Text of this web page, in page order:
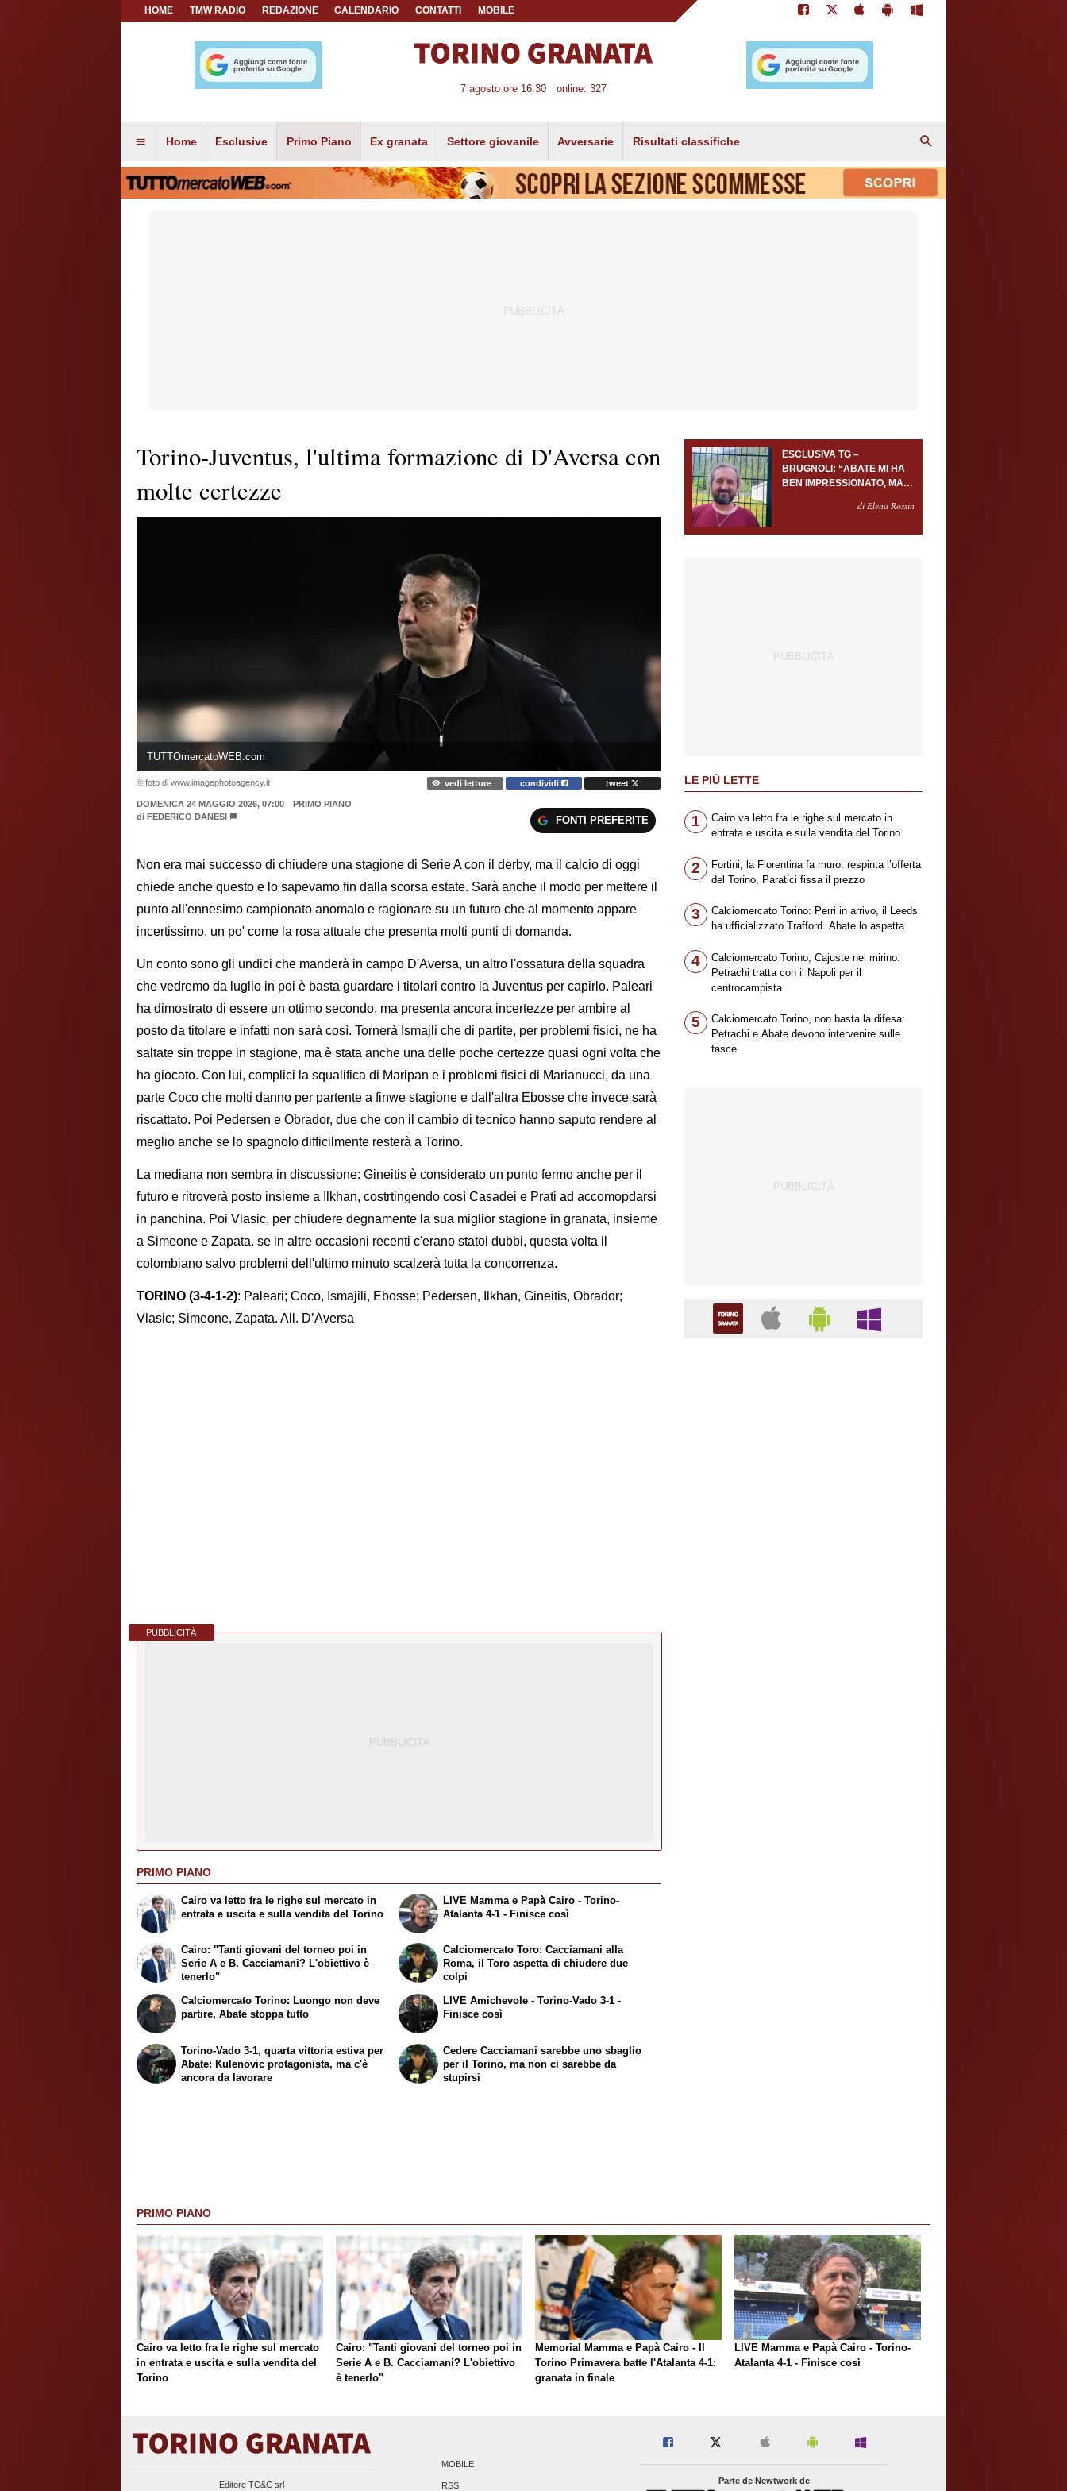
HOME TMW RADIO REDAZIONE CALENDARIO CONTATTI MOBILE
7 agosto ore 16:30 online: 327
Home Esclusive Primo Piano Ex granata Settore giovanile Avversarie Risultati classifiche
Torino-Juventus, l'ultima formazione di D'Aversa con
molte certezze
TUTTOmercatoWEB.com
© foto di www.imagephotoagency.it vedi letture condividi tweet
DOMENICA 24 MAGGIO 2026, 07:00
PRIMO PIANO
di FEDERICO DANESI FONTI PREFERITE
Non era mai successo di chiudere una stagione di Serie A con il derby, ma il calcio di oggi
chiede anche questo e lo sapevamo fin dalla scorsa estate. Sarà anche il modo per mettere il
punto all'ennesimo campionato anomalo e ragionare su un futuro che al momento appare
incertissimo, un po' come la rosa attuale che presenta molti punti di domanda.
Un conto sono gli undici che manderà in campo D'Aversa, un altro l'ossatura della squadra
che vedremo da luglio in poi è basta guardare i titolari contro la Juventus per capirlo. Paleari
ha dimostrato di essere un ottimo secondo, ma presenta ancora incertezze per ambire al
posto da titolare e infatti non sarà così. Tornerà Ismajli che di partite, per problemi fisici, ne ha
saltate sin troppe in stagione, ma è stata anche una delle poche certezze quasi ogni volta che
ha giocato. Con lui, complici la squalifica di Maripan e i problemi fisici di Marianucci, da una
parte Coco che molti danno per partente a finwe stagione e dall'altra Ebosse che invece sarà
riscattato. Poi Pedersen e Obrador, due che con il cambio di tecnico hanno saputo rendere al
meglio anche se lo spagnolo difficilmente resterà a Torino.
La mediana non sembra in discussione: Gineitis è considerato un punto fermo anche per il
futuro e ritroverà posto insieme a Ilkhan, costrtingendo così Casadei e Prati ad accomopdarsi
in panchina. Poi Vlasic, per chiudere degnamente la sua miglior stagione in granata, insieme
a Simeone e Zapata. se in altre occasioni recenti c'erano statoi dubbi, questa volta il
colombiano salvo problemi dell'ultimo minuto scalzerà tutta la concorrenza.
TORINO (3-4-1-2): Paleari; Coco, Ismajili, Ebosse; Pedersen, Ilkhan, Gineitis, Obrador;
Vlasic; Simeone, Zapata. All. D’Aversa
PUBBLICITÀ
PRIMO PIANO
Cairo va letto fra le righe sul mercato in
entrata e uscita e sulla vendita del Torino
Cairo: "Tanti giovani del torneo poi in
Serie A e B. Cacciamani? L'obiettivo è
tenerlo"
LIVE Mamma e Papà Cairo - Torino-
Atalanta 4-1 - Finisce così
Calciomercato Toro: Cacciamani alla
Roma, il Toro aspetta di chiudere due
colpi
Calciomercato Torino: Luongo non deve
partire, Abate stoppa tutto
Torino-Vado 3-1, quarta vittoria estiva per
Abate: Kulenovic protagonista, ma c'è
ancora da lavorare
LIVE Amichevole - Torino-Vado 3-1 -
Finisce così
Cedere Cacciamani sarebbe uno sbaglio
per il Torino, ma non ci sarebbe da
stupirsi
ESCLUSIVA TG –
BRUGNOLI: “ABATE MI HA
BEN IMPRESSIONATO, MA
PORTIERE SERVONOdi Elena Rossin
LE PIÙ LETTE
1
Cairo va letto fra le righe sul mercato in
entrata e uscita e sulla vendita del Torino
2
Fortini, la Fiorentina fa muro: respinta l’offerta
del Torino, Paratici fissa il prezzo
3
Calciomercato Torino: Perri in arrivo, il Leeds
ha ufficializzato Trafford. Abate lo aspetta
4
Calciomercato Torino, Cajuste nel mirino:
Petrachi tratta con il Napoli per il
centrocampista
5
Calciomercato Torino, non basta la difesa:
Petrachi e Abate devono intervenire sulle
fasce
PRIMO PIANO
Cairo va letto fra le righe sul mercato
in entrata e uscita e sulla vendita del
Torino
Cairo: "Tanti giovani del torneo poi in
Serie A e B. Cacciamani? L'obiettivo
è tenerlo"
Memorial Mamma e Papà Cairo - Il
Torino Primavera batte l'Atalanta 4-1:
granata in finale
LIVE Mamma e Papà Cairo - Torino-
Atalanta 4-1 - Finisce così
Editore TC&C srl
MOBILE
RSS
Parte de Newtwork de